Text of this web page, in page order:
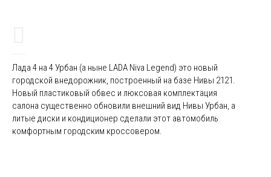
Лада 4 на 4 Урбан (а ныне LADA Niva Legend) это новый
городской внедорожник, построенный на базе Нивы 2121.
Новый пластиковый обвес и люксовая комплектация
салона существенно обновили внешний вид Нивы Урбан, а
литые диски и кондиционер сделали этот автомобиль
комфортным городским кроссовером.